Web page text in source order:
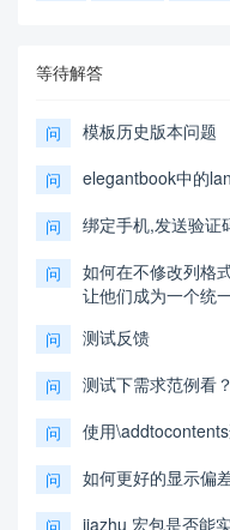
等待解答
问 模板历史版本问题
问 elegantbook中的
问 绑定手机,发送验证
问
如何在不修改列格
让他们成为一个统
问 测试反馈
问 测试下需求范例看？
问 使用
问 如何更好的显示偏
jiazhu 宏包是否能